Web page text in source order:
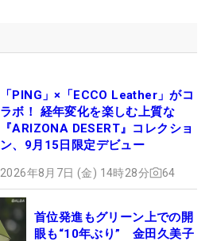
「PING」×「ECCO Leather」がコ
ラボ！ 経年変化を楽しむ上質な
『ARIZONA DESERT』コレクショ
ン、9月15日限定デビュー
2026年8月7日 (金) 14時28分 64
首位発進もグリーン上での開
眼も“10年ぶり” 金田久美子